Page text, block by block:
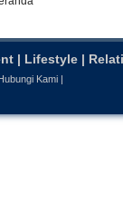
| Lifestyle |
Hubungi Kami